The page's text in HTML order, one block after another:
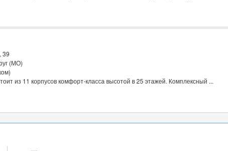
39
(МО)
из 11 корпусов комфорт-класса высотой в 25 этажей. Комплексный ...